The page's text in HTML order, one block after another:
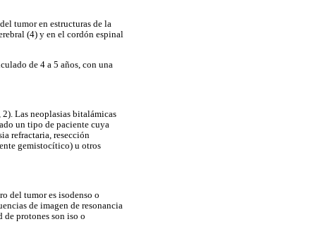
tumor en estructuras de la
(4) y en el cordón espinal
de 4 a 5 años, con una
Las neoplasias bitalámicas
un tipo de paciente cuya
refractaria, resección
gemistocítico) u otros
del tumor es isodenso o
de imagen de resonancia
de protones son iso o